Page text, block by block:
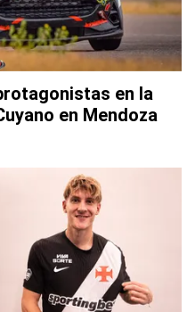
en la
en Mendoza